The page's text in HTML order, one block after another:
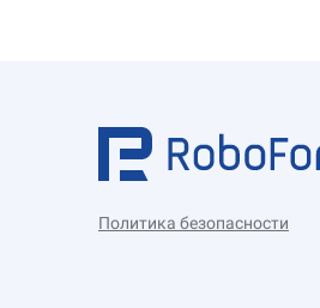
Политика безопасности